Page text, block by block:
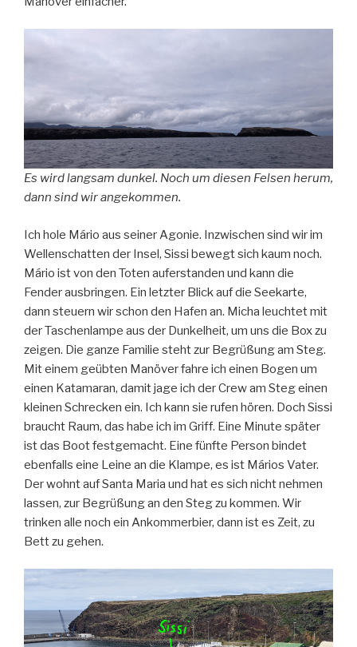
Es wird langsam dunkel. Noch um diesen Felsen herum,
dann sind wir angekommen.
Ich hole Mário aus seiner Agonie. Inzwischen sind wir im
Wellenschatten der Insel, Sissi bewegt sich kaum noch.
Mário ist von den Toten auferstanden und kann die
Fender ausbringen. Ein letzter Blick auf die Seekarte,
dann steuern wir schon den Hafen an. Micha leuchtet mit
der Taschenlampe aus der Dunkelheit, um uns die Box zu
zeigen. Die ganze Familie steht zur Begrüßung am Steg.
Mit einem geübten Manöver fahre ich einen Bogen um
einen Katamaran, damit jage ich der Crew am Steg einen
kleinen Schrecken ein. Ich kann sie rufen hören. Doch Sissi
braucht Raum, das habe ich im Griff. Eine Minute später
ist das Boot festgemacht. Eine fünfte Person bindet
ebenfalls eine Leine an die Klampe, es ist Mários Vater.
Der wohnt auf Santa Maria und hat es sich nicht nehmen
lassen, zur Begrüßung an den Steg zu kommen. Wir
trinken alle noch ein Ankommerbier, dann ist es Zeit, zu
Bett zu gehen.